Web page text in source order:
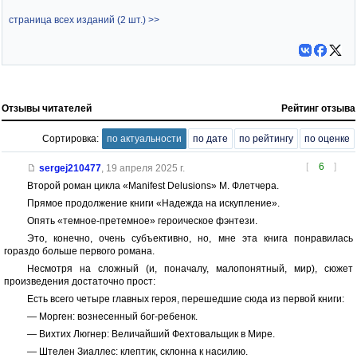
страница всех изданий (2 шт.) >>
Отзывы читателей Рейтинг отзыва
Сортировка: по актуальности по дате по рейтингу по оценке
[ 6 ]
sergej210477, 19 апреля 2025 г.
Второй роман цикла «Manifest Delusions» М. Флетчера.
Прямое продолжение книги «Надежда на искупление».
Опять «темное-претемное» героическое фэнтези.
Это, конечно, очень субъективно, но, мне эта книга понравилась
гораздо больше первого романа.
Несмотря на сложный (и, поначалу, малопонятный, мир), сюжет
произведения достаточно прост:
Есть всего четыре главных героя, перешедшие сюда из первой книги:
— Морген: вознесенный бог-ребенок.
— Вихтих Люгнер: Величайший Фехтовальщик в Мире.
— Штелен Зиаллес: клептик, склонна к насилию.